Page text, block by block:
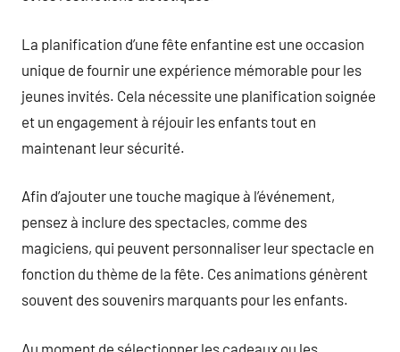
La planification d’une fête enfantine est une occasion
unique de fournir une expérience mémorable pour les
jeunes invités. Cela nécessite une planification soignée
et un engagement à réjouir les enfants tout en
maintenant leur sécurité.
Afin d’ajouter une touche magique à l’événement,
pensez à inclure des spectacles, comme des
magiciens, qui peuvent personnaliser leur spectacle en
fonction du thème de la fête. Ces animations génèrent
souvent des souvenirs marquants pour les enfants.
Au moment de sélectionner les cadeaux ou les